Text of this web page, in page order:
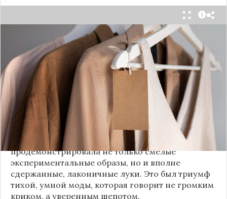
Принято считать, что Неделя моды в Париже —
это исключительно про безумные тренды, на
которые обычный человек посмотрит с
недоумением. Но самый интересный тренд этого
сезона был обращен к реальной жизни. Показы
доказали: истинная роскошь и мастерство стиля
заключаются не в эпатаже, а в виртуозном
владении базовыми вещами.
Как тонко подметила автор канала «Деловая
косметичка», завершившаяся неделя моды
продемонстрировала не только смелые
экспериментальные образы, но и вполне
сдержанные, лаконичные луки. Это был триумф
тихой, умной моды, которая говорит не громким
криком, а уверенным шепотом.